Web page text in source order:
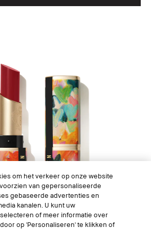
om het verkeer op onze website
van gepersonaliseerde
gebaseerde advertenties en
kanalen. U kunt uw
of meer informatie over
op 'Personaliseren' te klikken of